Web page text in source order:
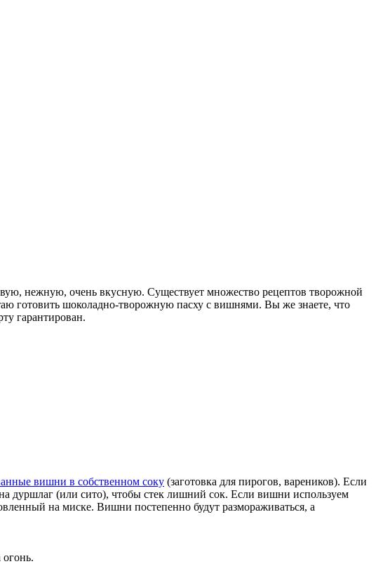
нежную, очень вкусную. Существует множество рецептов творожной
готовить шоколадно-творожную пасху с вишнями. Вы же знаете, что
гарантирован.
вишни в собственном соку (заготовка для пирогов, вареников). Если
дуршлаг (или сито), чтобы стек лишний сок. Если вишни используем
на миске. Вишни постепенно будут размораживаться, а